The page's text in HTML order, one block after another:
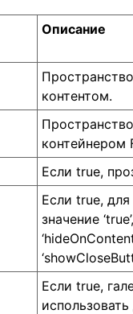
Описание
контентом.
контейнером
Если true,
Если true, для
значение
Если true,